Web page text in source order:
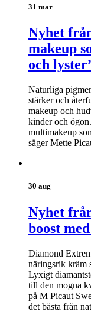
31 mar
Nyhet
makeup
och
Naturliga
stärker och
makeup och
kinder och
multimakeup
säger Mette
30 aug
Nyhet
boost
Diamond
näringsrik kräm
Lyxigt
till den mogna
på M Picaut
det bästa från